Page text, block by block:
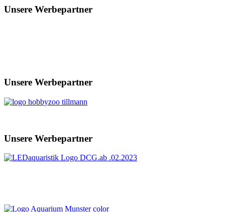
Unsere Werbepartner
Unsere Werbepartner
Unsere Werbepartner